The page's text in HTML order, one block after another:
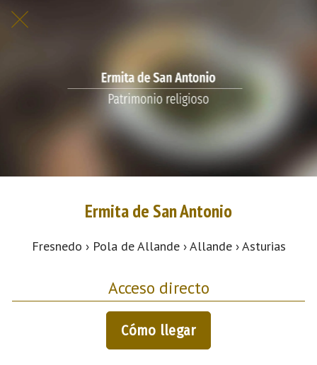
Ermita de San Antonio
Fresnedo › Pola de Allande › Allande › Asturias
Acceso directo
Cómo llegar